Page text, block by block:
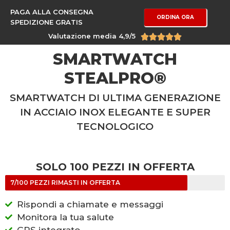
PAGA ALLA CONSEGNA
SPEDIZIONE GRATIS
ORDINA ORA
Valutazione media 4,9/5 
SMARTWATCH
STEALPRO®
SMARTWATCH DI ULTIMA GENERAZIONE
IN ACCIAIO INOX ELEGANTE E SUPER
TECNOLOGICO
SOLO 100 PEZZI IN OFFERTA
7/100 PEZZI RIMASTI IN OFFERTA
Rispondi a chiamate e messaggi
Monitora la tua salute